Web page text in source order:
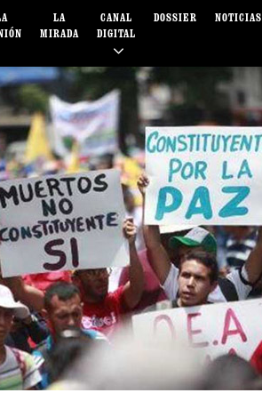
LA
MIRADA
CANAL
DIGITAL
DOSSIER NOTICIAS